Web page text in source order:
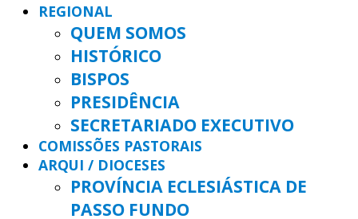
REGIONAL
QUEM SOMOS
HISTÓRICO
BISPOS
PRESIDÊNCIA
SECRETARIADO EXECUTIVO
COMISSÕES PASTORAIS
ARQUI / DIOCESES
PROVÍNCIA ECLESIÁSTICA DE
PASSO FUNDO